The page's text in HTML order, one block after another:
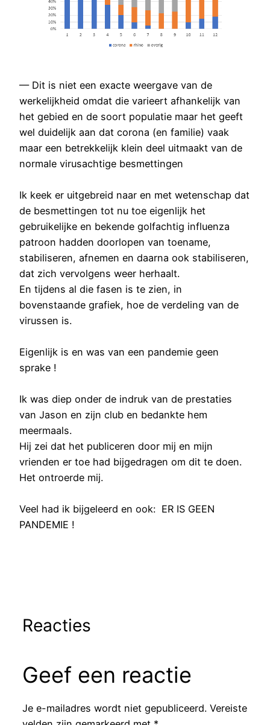
— Dit is niet een exacte weergave van de
werkelijkheid omdat die varieert afhankelijk van
het gebied en de soort populatie maar het geeft
wel duidelijk aan dat corona (en familie) vaak
maar een betrekkelijk klein deel uitmaakt van de
normale virusachtige besmettingen
Ik keek er uitgebreid naar en met wetenschap dat
de besmettingen tot nu toe eigenlijk het
gebruikelijke en bekende golfachtig influenza
patroon hadden doorlopen van toename,
stabiliseren, afnemen en daarna ook stabiliseren,
dat zich vervolgens weer herhaalt.
En tijdens al die fasen is te zien, in
bovenstaande grafiek, hoe de verdeling van de
virussen is.
Eigenlijk is en was van een pandemie geen
sprake !
Ik was diep onder de indruk van de prestaties
van Jason en zijn club en bedankte hem
meermaals.
Hij zei dat het publiceren door mij en mijn
vrienden er toe had bijgedragen om dit te doen.
Het ontroerde mij.
Veel had ik bijgeleerd en ook: ER IS GEEN
PANDEMIE !
Reacties
Geef een reactie
Je e-mailadres wordt niet gepubliceerd. Vereiste